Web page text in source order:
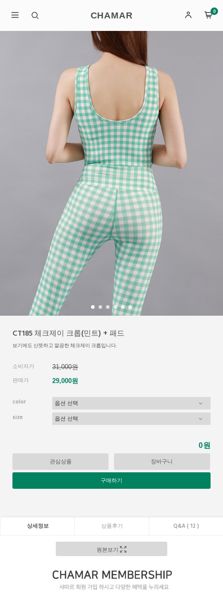
CHAMAR 0
CT185 체크제이 크롭(민트) + 패드
보기에도 산뜻하고 깔끔한 체크제이 크롭입니다.
소비자가
31,000원
판매가
29,000원
color
size
0원
관심상품 장바구니
구매하기
상세정보 상품후기 Q&A ( 12 )
원본보기